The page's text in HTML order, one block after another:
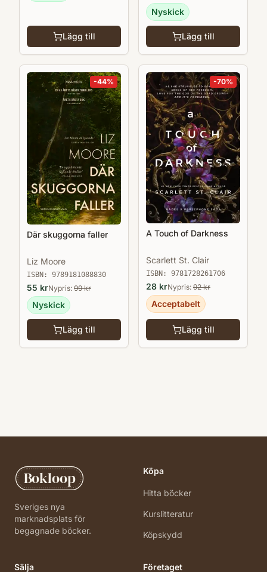
Lägg till
Nyskick
Lägg till
-44%
Där skuggorna faller
Liz Moore
ISBN: 9789181088830
55 krNypris: 99kr
Nyskick
Lägg till
-70%
A Touch of Darkness
Scarlett St. Clair
ISBN: 9781728261706
28 krNypris: 92kr
Acceptabelt
Lägg till
Bokloop
Sveriges nya
marknadsplats för
begagnade böcker.
Köpa
Hitta böcker
Kurslitteratur
Köpskydd
Sälja Företaget